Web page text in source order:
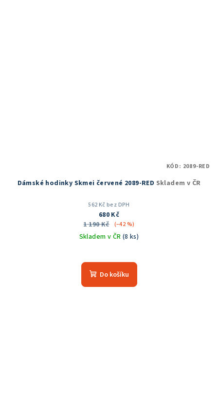
Dámské hodinky Skmei červené 2089-RED Skladem v ČR
562 Kč bez DPH
680 Kč
1 190 Kč
(–42 %)
Skladem v ČR (8 ks)
hodnocení
produktu
Do košíku
KÓD: 2089-RED